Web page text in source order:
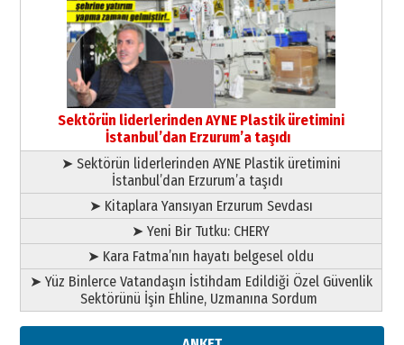
Murat Şahsuvaroğlu ERKON’da
çıtayı yukarı taşırken,
yönetimdekiler aşağı
çekmemeli!
17 Şubat 2026 Salı Orhan BOZKURT
Bir fotoğraf, bir şehir, bir
gazeteci… Dizginler kimin
elinde?
A. Berhan Yılmaz
BİR BÖLÜM DEĞİL, BİR ÖMÜR
SEÇİYORSUNUZ… “NEDEN
ATATÜRK ÜNİVERSİTESİ?”
28 Temmuz 2026 Salı
Ahmet Gökhan YAZICI
Ahmed Yesevi’den bir Alperen…
”Reisimiz” idi… Hakka yürüdü.!
26 Mart 2026 Perşembe
Sektörün liderlerinden AYNE Plastik üretimini
İstanbul’dan Erzurum’a taşıdı
➤ Sektörün liderlerinden AYNE Plastik üretimini
İstanbul’dan Erzurum’a taşıdı
➤ Kitaplara Yansıyan Erzurum Sevdası
➤ Yeni Bir Tutku: CHERY
➤ Kara Fatma’nın hayatı belgesel oldu
➤ Yüz Binlerce Vatandaşın İstihdam Edildiği Özel Güvenlik
Sektörünü İşin Ehline, Uzmanına Sordum